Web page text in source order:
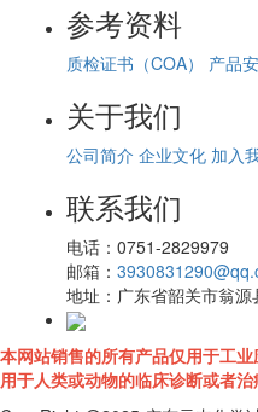
参考资料
质检证书（COA） 产品
关于我们
公司简介 企业文化 加入
联系我们
电话： 0751-2829979
邮箱：
地址： 广东省韶关市翁
本网站销售的所有产品仅用于工
用于人类或动物的临床诊断或者治